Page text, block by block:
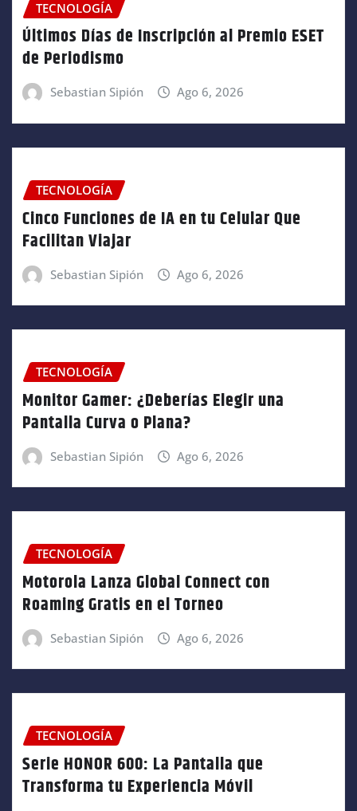
TECNOLOGÍA
Últimos Días de Inscripción al Premio ESET
de Periodismo
Sebastian Sipión Ago 6, 2026
TECNOLOGÍA
Cinco Funciones de IA en tu Celular Que
Facilitan Viajar
Sebastian Sipión Ago 6, 2026
TECNOLOGÍA
Monitor Gamer: ¿Deberías Elegir una
Pantalla Curva o Plana?
Sebastian Sipión Ago 6, 2026
TECNOLOGÍA
Motorola Lanza Global Connect con
Roaming Gratis en el Torneo
Sebastian Sipión Ago 6, 2026
TECNOLOGÍA
Serie HONOR 600: La Pantalla que
Transforma tu Experiencia Móvil